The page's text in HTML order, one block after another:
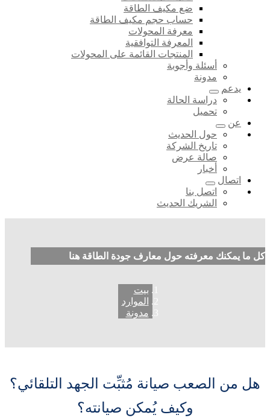
ضع مكيف الطاقة
حساب حجم مكيف الطاقة
معرفة المحولات
المعرفة التوافقية
المنتجات القائمة على المحولات
أسئلة وأجوبة
مدونة
يدعم
دراسة الحالة
تحميل
عن
حول الحديث
تاريخ الشركة
صالة عرض
أخبار
اتصال
اتصل بنا
الشريك الحديث
كل ما يمكنك معرفته حول معارف جودة الطاقة هنا
بيت
الموارد
مدونة
هل من الصعب صيانة مُثبِّت الجهد التلقائي؟
وكيف يُمكن صيانته؟